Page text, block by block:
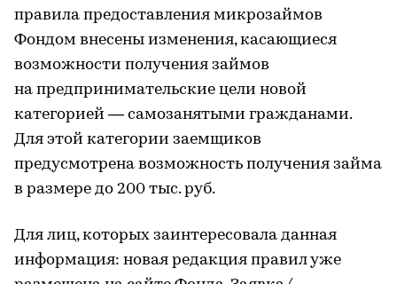
правила предоставления микрозаймов
Фондом внесены изменения, касающиеся
возможности получения займов
на предпринимательские цели новой
категорией — самозанятыми гражданами.
Для этой категории заемщиков
предусмотрена возможность получения займа
в размере до 200 тыс. руб.
Для лиц, которых заинтересовала данная
информация: новая редакция правил уже